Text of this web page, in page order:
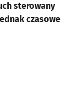
sterowany
czasowe